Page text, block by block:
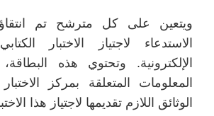
ويتعين على كل مترشح تم
الاستدعاء لاجتياز الاختبار
الإلكترونية. وتحتوي هذه
المعلومات المتعلقة بمركز
الوثائق اللازم تقديمها لاجتياز هذا